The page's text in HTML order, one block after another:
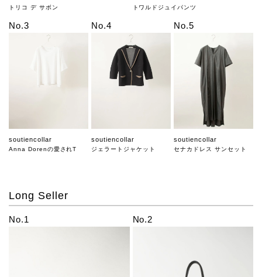
トリコ デ サボン トワルドジュイパンツ
No.3
soutiencollar
Anna Dorenの愛されT
No.4
soutiencollar
ジェラートジャケット
No.5
soutiencollar
セナカドレス サンセット
Long Seller
No.1 No.2